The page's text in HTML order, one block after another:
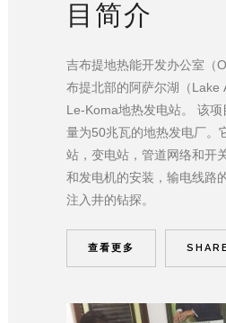
目简介
吉布提地热能开发办公室（
布提北部的阿萨尔湖（Lake
Le-Koma地热发电站。 该
量为50兆瓦的地热发电厂。
站，变电站，管道网络和开
和发电机的安装，输电线路
注入井的钻探。
查看更多